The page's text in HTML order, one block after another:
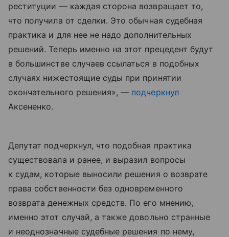
реституции — каждая сторона возвращает то,
что получила от сделки. Это обычная судебная
практика и для нее не надо дополнительных
решений. Теперь именно на этот прецедент будут
в большинстве случаев ссылаться в подобных
случаях нижестоящие суды при принятии
окончательного решения», — подчеркнул
Аксененко.
Депутат подчеркнул, что подобная практика
существовала и ранее, и выразил вопросы
к судам, которые выносили решения о возврате
права собственности без одновременного
возврата денежных средств. По его мнению,
именно этот случай, а также довольно странные
и неоднозначные судебные решения по нему,